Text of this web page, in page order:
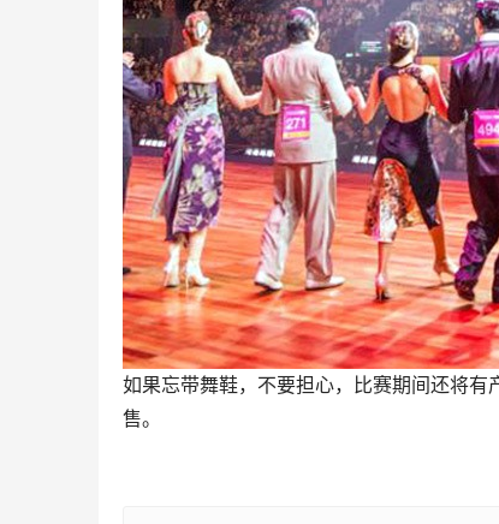
如果忘带舞鞋，不要担心，比赛期间还将
售。